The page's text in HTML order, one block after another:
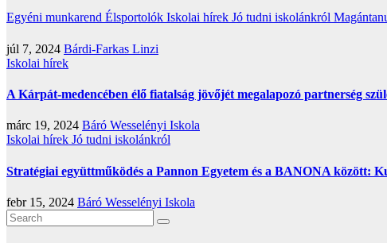
Egyéni munkarend Élsportolók Iskolai hírek Jó tudni iskolánkról
júl 7, 2024 Bárdi-Farkas Linzi
Iskolai hírek
A Kárpát-medencében élő fiatalság jövőjét megalapozó partnerség
márc 19, 2024 Báró Wesselényi Iskola
Iskolai hírek Jó tudni iskolánkról
Stratégiai együttműködés a Pannon Egyetem és a BANONA között:
febr 15, 2024 Báró Wesselényi Iskola